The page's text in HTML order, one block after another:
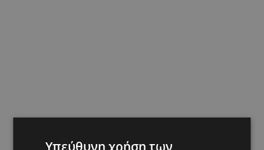
Υπεύθυνη χρήση των